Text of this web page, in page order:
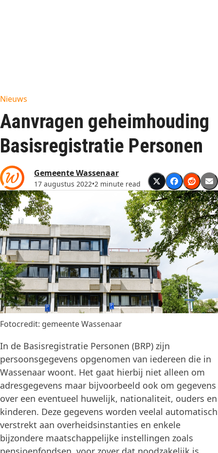
Nieuws
Aanvragen geheimhouding
Basisregistratie Personen
Gemeente Wassenaar
17 augustus 2022•2 minute read
Fotocredit: gemeente Wassenaar
In de Basisregistratie Personen (BRP) zijn
persoonsgegevens opgenomen van iedereen die in
Wassenaar woont. Het gaat hierbij niet alleen om
adresgegevens maar bijvoorbeeld ook om gegevens
over een eventueel huwelijk, nationaliteit, ouders en
kinderen. Deze gegevens worden veelal automatisch
verstrekt aan overheidsinstanties en enkele
bijzondere maatschappelijke instellingen zoals